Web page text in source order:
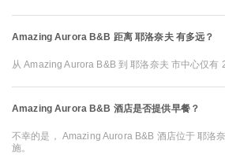
Amazing Aurora B&B 距离 耶洛奈夫 有多远？
从 Amazing Aurora B&B 到 耶洛奈夫 市中心仅有
Amazing Aurora B&B 酒店是否提供早餐？
不幸的是， Amazing Aurora B&B 酒店位于 耶洛
施。